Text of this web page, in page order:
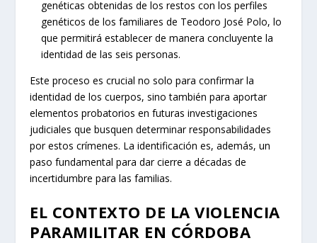
genéticas obtenidas de los restos con los perfiles
genéticos de los familiares de Teodoro José Polo, lo
que permitirá establecer de manera concluyente la
identidad de las seis personas.
Este proceso es crucial no solo para confirmar la
identidad de los cuerpos, sino también para aportar
elementos probatorios en futuras investigaciones
judiciales que busquen determinar responsabilidades
por estos crímenes. La identificación es, además, un
paso fundamental para dar cierre a décadas de
incertidumbre para las familias.
EL CONTEXTO DE LA VIOLENCIA
PARAMILITAR EN CÓRDOBA